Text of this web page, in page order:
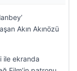
Akın Akınözü
ile ekranda